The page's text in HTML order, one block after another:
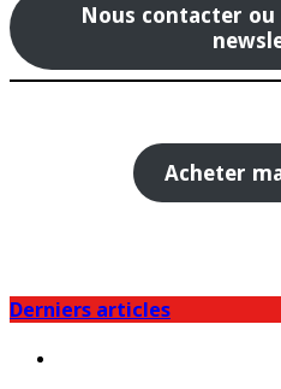
Nous contacter
Acheter
Derniers articles